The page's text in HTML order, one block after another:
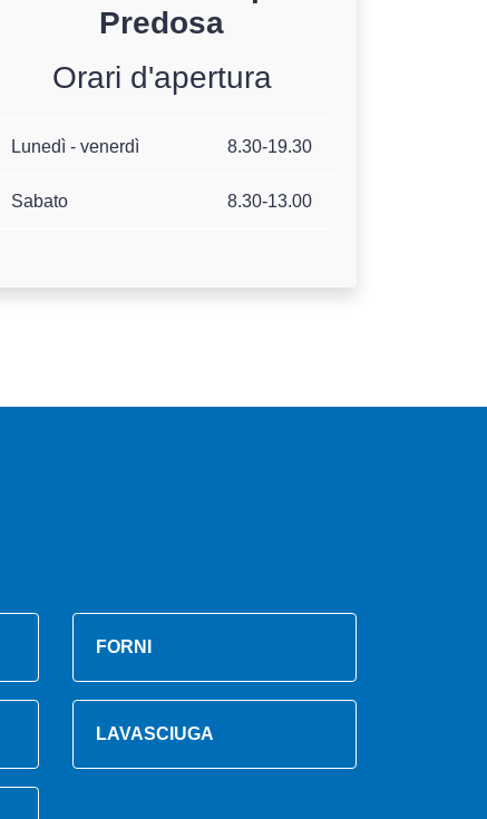
Predosa
Orari d'apertura
Lunedì - venerdì 8.30-19.30
Sabato 8.30-13.00
FORNI
LAVASCIUGA